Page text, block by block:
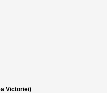
Victoriei)